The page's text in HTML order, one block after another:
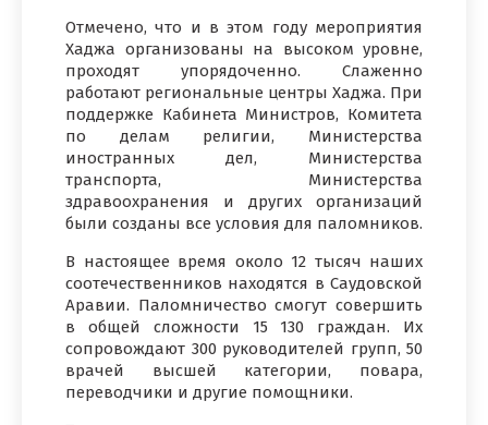
Отмечено, что и в этом году мероприятия
Хаджа организованы на высоком уровне,
проходят упорядоченно. Слаженно
работают региональные центры Хаджа. При
поддержке Кабинета Министров, Комитета
по делам религии, Министерства
иностранных дел, Министерства
транспорта, Министерства
здравоохранения и других организаций
были созданы все условия для паломников.
В настоящее время около 12 тысяч наших
соотечественников находятся в Саудовской
Аравии. Паломничество смогут совершить
в общей сложности 15 130 граждан. Их
сопровождают 300 руководителей групп, 50
врачей высшей категории, повара,
переводчики и другие помощники.